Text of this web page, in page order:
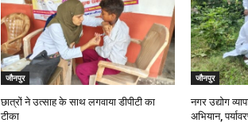
जौनपुर
छात्रों ने उत्साह के साथ लगवाया डीपीटी का
टीका
जौनपुर
नगर उद्योग
अभियान,